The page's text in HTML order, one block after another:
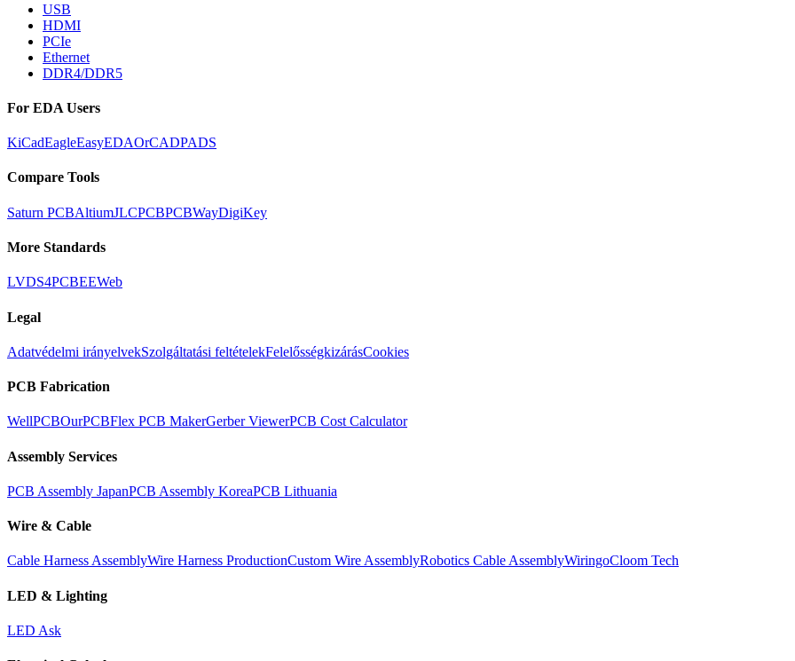
USB
HDMI
PCIe
Ethernet
DDR4/DDR5
For EDA Users
KiCadEagleEasyEDAOrCADPADS
Compare Tools
Saturn PCBAltiumJLCPCBPCBWayDigiKey
More Standards
LVDS4PCBEEWeb
Legal
Adatvédelmi irányelvekSzolgáltatási feltételekFelelősségkizárásCookies
PCB Fabrication
WellPCBOurPCBFlex PCB MakerGerber ViewerPCB Cost Calculator
Assembly Services
PCB Assembly JapanPCB Assembly KoreaPCB Lithuania
Wire & Cable
Cable Harness AssemblyWire Harness ProductionCustom Wire AssemblyRobotics Cable AssemblyWiringoCloom Tech
LED & Lighting
LED Ask